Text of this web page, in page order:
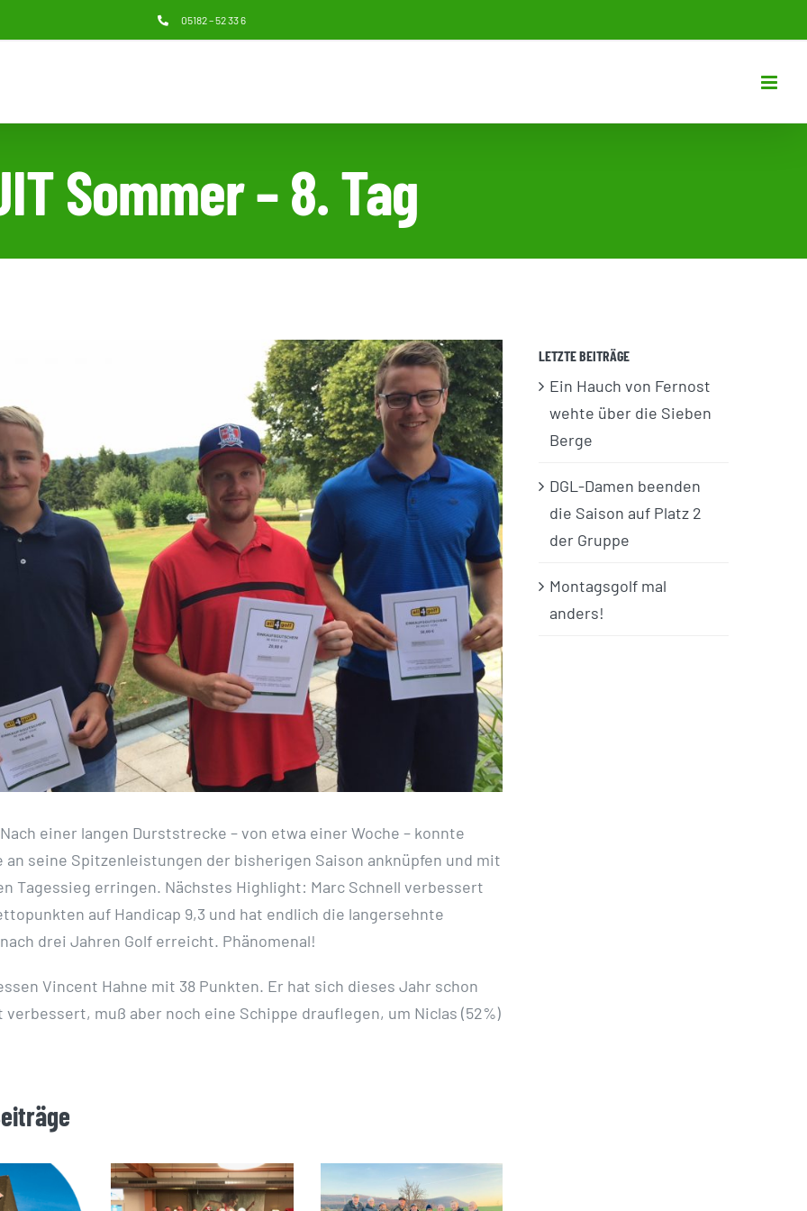
05182 – 52 33 6
Sommer – 8. Tag
einer langen Durststrecke – von etwa einer Woche – konnte
an seine Spitzenleistungen der bisherigen Saison anknüpfen und mit
Tagessieg erringen. Nächstes Highlight: Marc Schnell verbessert
auf Handicap 9,3 und hat endlich die langersehnte
drei Jahren Golf erreicht. Phänomenal!
Vincent Hahne mit 38 Punkten. Er hat sich dieses Jahr schon
verbessert, muß aber noch eine Schippe drauflegen, um Niclas (52%)
LETZTE BEITRÄGE
Ein Hauch von Fernost
wehte über die Sieben
Berge
DGL-Damen beenden
die Saison auf Platz 2
der Gruppe
Montagsgolf mal
anders!